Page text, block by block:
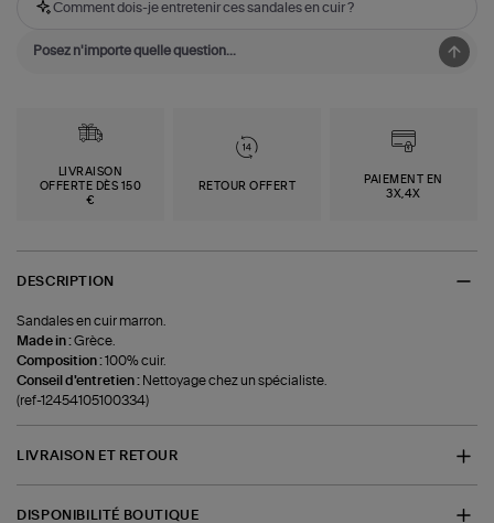
Comment dois-je entretenir ces sandales en cuir ?
LIVRAISON
OFFERTE DÈS 150
€
RETOUR OFFERT
PAIEMENT EN
3X,4X
DESCRIPTION
Sandales en cuir marron.
Made in :Grèce.
Composition :100% cuir.
Conseil d'entretien : Nettoyage chez un spécialiste.
(ref-12454105100334)
LIVRAISON ET RETOUR
DISPONIBILITÉ BOUTIQUE